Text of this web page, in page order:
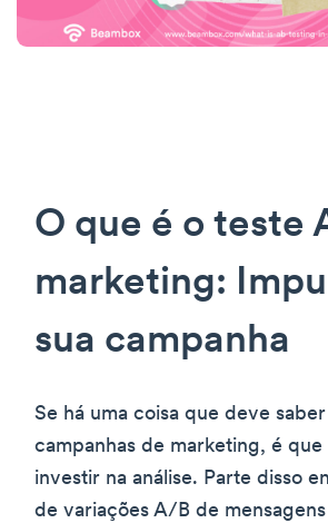
O que é o teste
marketing:
sua campanha
Se há uma coisa que deve
campanhas de marketing, é
investir na análise. Parte disso
de variações A/B de